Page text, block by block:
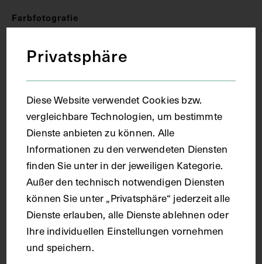
Farbfotografie
Datierung
Konstantinopel
Papier
Privatsphäre
Diese Website verwendet Cookies bzw.
vergleichbare Technologien, um bestimmte
Dienste anbieten zu können. Alle
Informationen zu den verwendeten Diensten
finden Sie unter in der jeweiligen Kategorie.
Außer den technisch notwendigen Diensten
können Sie unter „Privatsphäre“ jederzeit alle
Dienste erlauben, alle Dienste ablehnen oder
Ihre individuellen Einstellungen vornehmen
und speichern.